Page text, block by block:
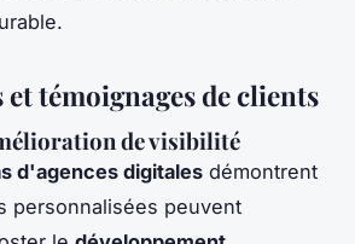
et témoignages de clients
de visibilité
d'agences digitales démontrent
personnalisées peuvent